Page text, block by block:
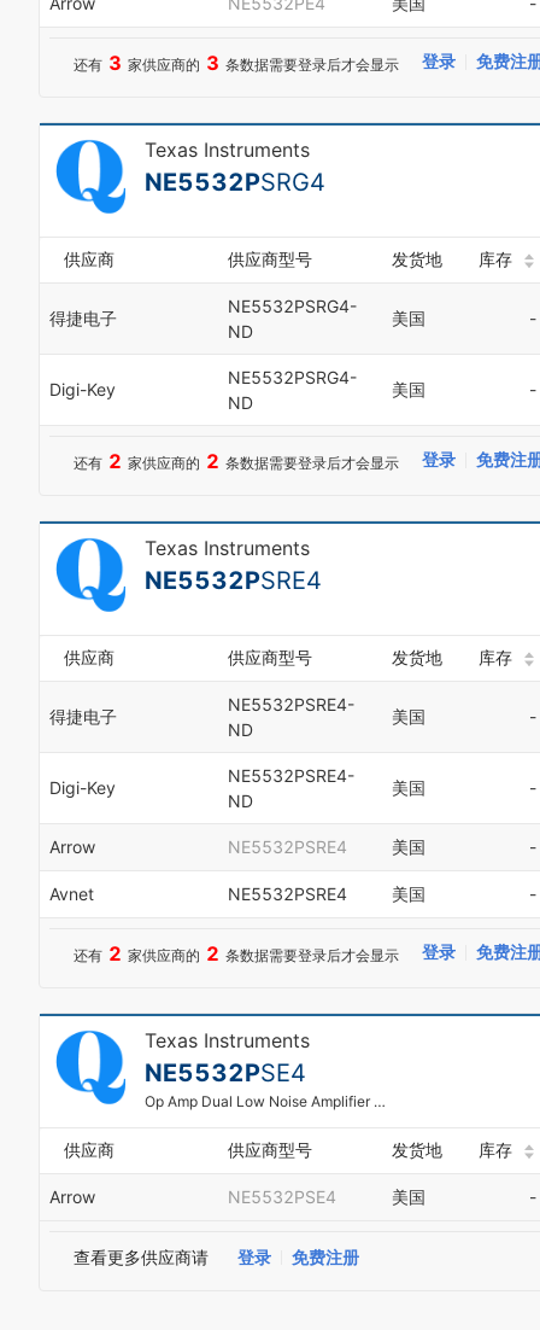
还有 3 家供应商的 3 条数据需要登录后才会显示 登录 免费注
Texas Instruments
NE5532PSRG4
供应商 供应商型号 发货地 库存
得捷电子
NE5532PSRG4-
ND
美国 -
Digi-Key
NE5532PSRG4-
ND
美国 -
还有 2 家供应商的 2 条数据需要登录后才会显示 登录 免费注
Texas Instruments
NE5532PSRE4
供应商 供应商型号 发货地 库存
得捷电子
NE5532PSRE4-
ND
美国 -
Digi-Key
NE5532PSRE4-
ND
美国 -
Arrow NE5532PSRE4 美国 -
Avnet NE5532PSRE4 美国 -
还有 2 家供应商的 2 条数据需要登录后才会显示 登录 免费注
Texas Instruments
NE5532PSE4
Op Amp Dual Low Noise Amplifier ±15V 8-Pin SOP Tube
供应商 供应商型号 发货地 库存
Arrow NE5532PSE4 美国 -
查看更多供应商请 登录 免费注册